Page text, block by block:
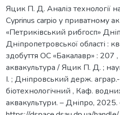
Яцик П. Д. Аналіз технології
Cyprinus carpio у приватному
«Петриківський рибгосп»
Дніпропетровської області :
здобуття ОС «Бакалавр» : 207 ,
аквакультура / Яцик П. Д. ;
І. ; Дніпровський держ.
біотехнологічний , Каф.
аквакультури. – Дніпро,